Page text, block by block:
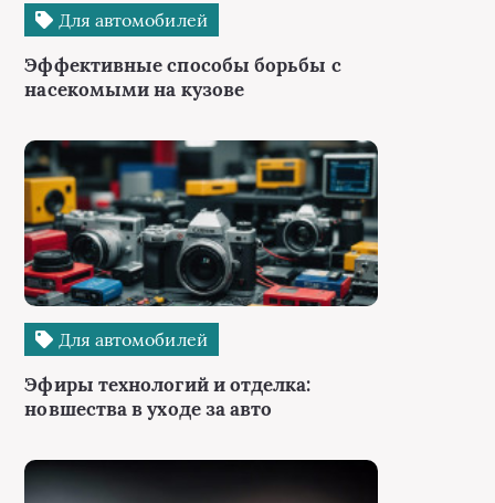
Для автомобилей
Эффективные способы борьбы с
насекомыми на кузове
Для автомобилей
Эфиры технологий и отделка:
новшества в уходе за авто